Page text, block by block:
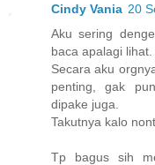
Cindy Vania 20
Aku sering
baca apalagi lihat.
Secara aku
penting, gak
dipake juga.
Takutnya kalo
Tp bagus sih